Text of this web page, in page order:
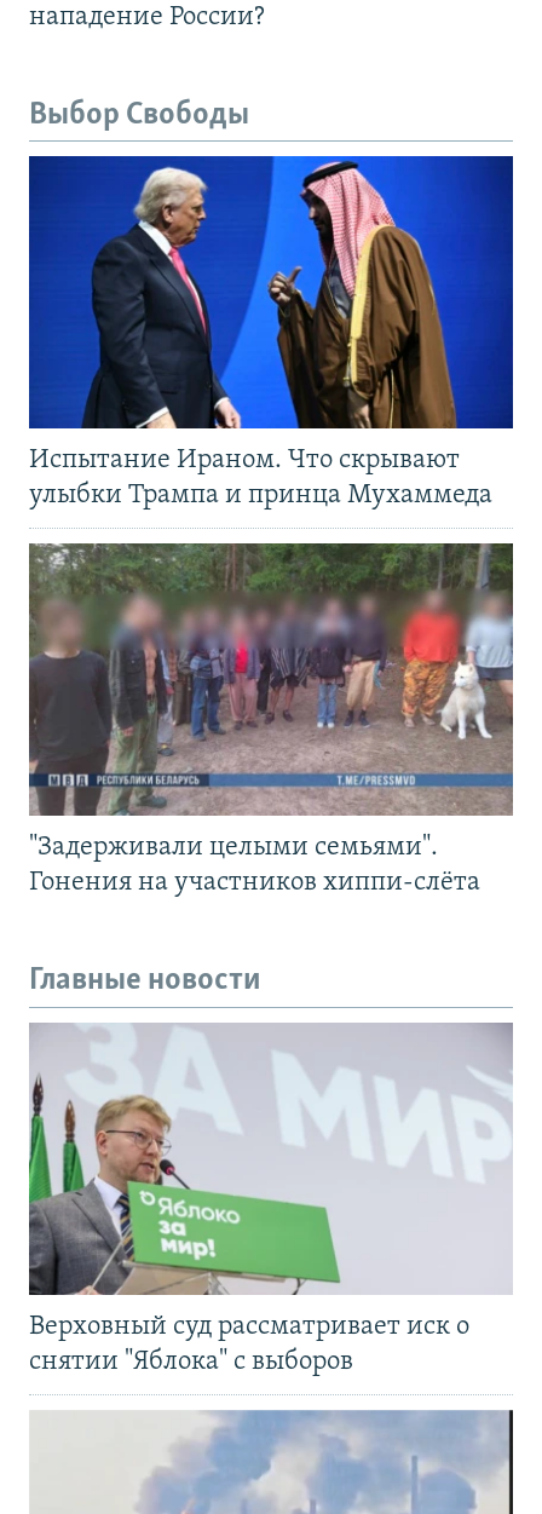
нападение России?
Выбор Свободы
Испытание Ираном. Что скрывают
улыбки Трампа и принца Мухаммеда
"Задерживали целыми семьями".
Гонения на участников хиппи-слёта
Главные новости
Верховный суд рассматривает иск о
снятии "Яблока" с выборов